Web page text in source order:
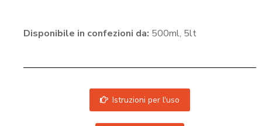
Disponibile in confezioni da: 500ml, 5lt
Istruzioni per l'uso